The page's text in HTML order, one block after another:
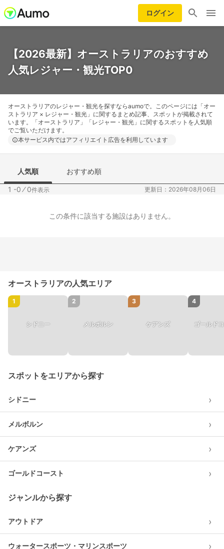
ログイン
【2026最新】オーストラリアのおすすめ
人気レジャー・観光TOP0
オーストラリアのレジャー・観光を探すならaumoで。このページには「オー
ストラリア × レジャー・観光」に関するまとめ記事、スポットが掲載されて
います。「オーストラリア」「レジャー・観光」に関するスポットを人気順
でご覧いただけます。
本サービス内ではアフィリエイト広告を利用しています
人気順 おすすめ順
1 -0 ⁄0件表示 更新日：2026年08月06日
この条件に該当する施設はありません。
オーストラリアの人気エリア
1
シドニー
2
メルボルン
3
ケアンズ
4
ゴールド
スポットをエリアから探す
シドニー ›
メルボルン ›
ケアンズ ›
ゴールドコースト ›
ジャンルから探す
アウトドア ›
ウォータースポーツ・マリンスポーツ ›